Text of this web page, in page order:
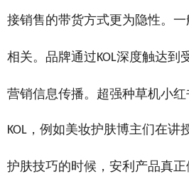
接销售的带货方式更为隐性。
相关。品牌通过KOL深度触达到
营销信息传播。超强种草机小
KOL ，例如美妆护肤博主们在讲
护肤技巧的时候，安利产品真